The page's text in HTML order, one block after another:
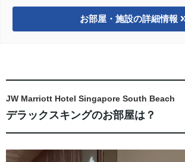
お部屋・施設の詳細情報
JW Marriott Hotel Singapore South Beach
デラックスキングのお部屋は？